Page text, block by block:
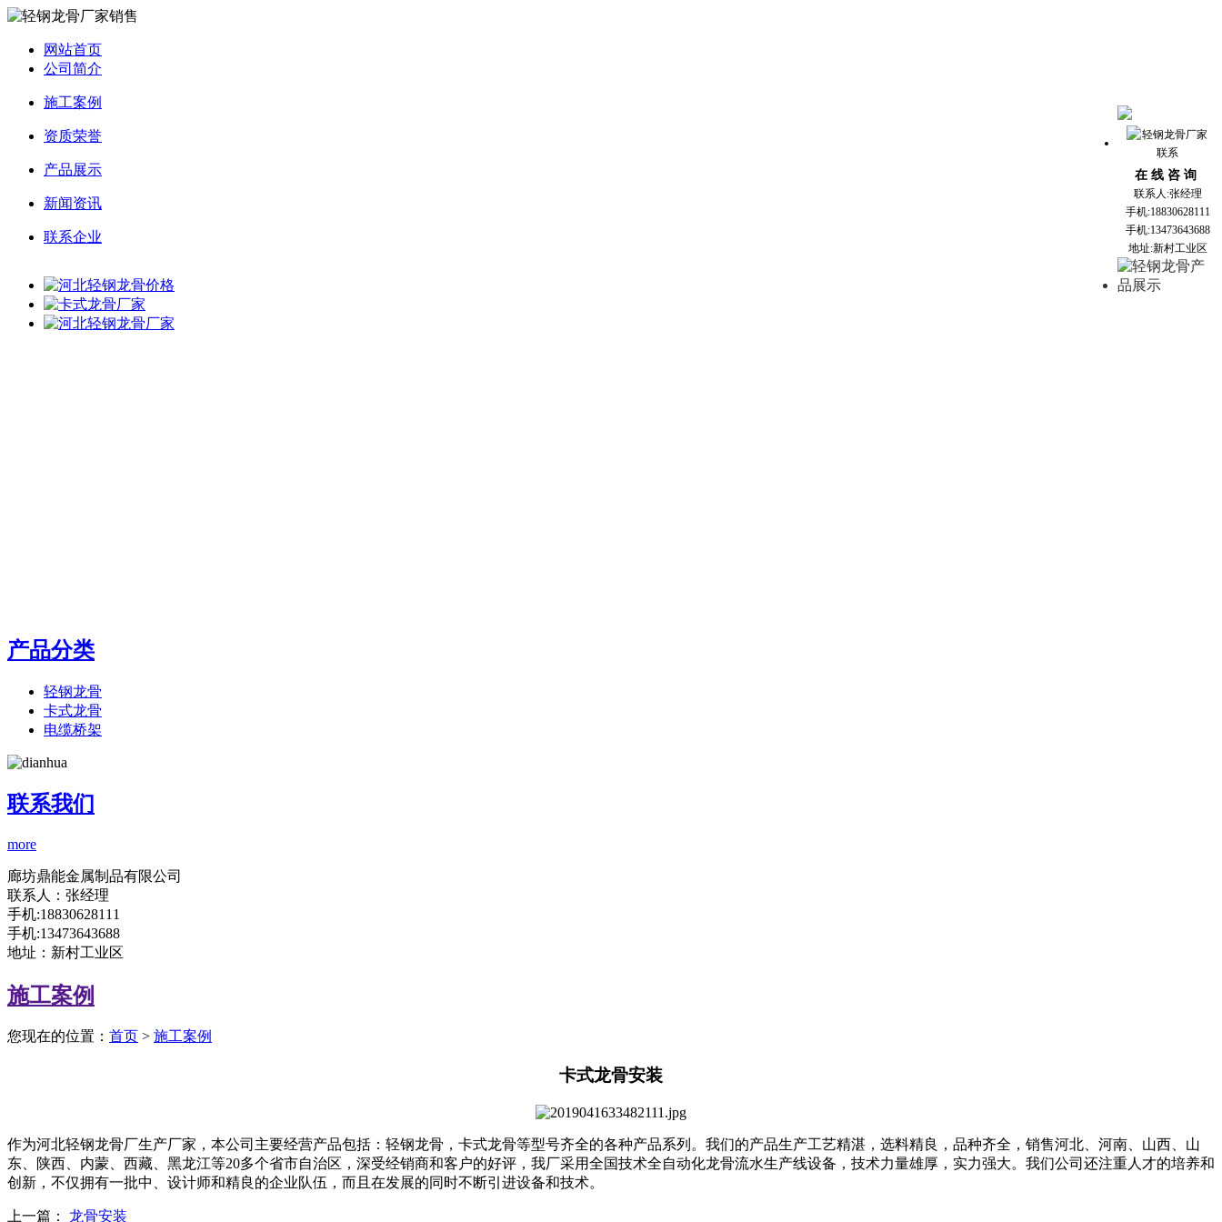
网站首页
公司简介
施工案例
资质荣誉
产品展示
新闻资讯
联系企业
产品分类
轻钢龙骨
卡式龙骨
电缆桥架
联系我们
more
廊坊鼎能金属制品有限公司
联系人：张经理
手机:18830628111
手机:13473643688
地址：新村工业区
施工案例
您现在的位置： 首页 > 施工案例
卡式龙骨安装
作为河北轻钢龙骨厂生产厂家，本公司主要经营产品包括：轻钢龙骨，卡式龙骨等型号齐全的各种产品系列。我们的产品生产工艺精湛，选料精良，品种齐全，销售河北、河南、山西、山
东、陕西、内蒙、西藏、黑龙江等20多个省市自治区，深受经销商和客户的好评，我厂采用全国技术全自动化龙骨流水生产线设备，技术力量雄厚，实力强大。我们公司还注重人才的培养和
创新，不仅拥有一批中、设计师和精良的企业队伍，而且在发展的同时不断引进设备和技术。
上一篇： 龙骨安装
在 线 咨 询
联系人:张经理
手机:18830628111
手机:13473643688
地址:新村工业区